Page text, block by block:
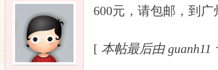
600元，请包邮，到广
[ 本帖最后由